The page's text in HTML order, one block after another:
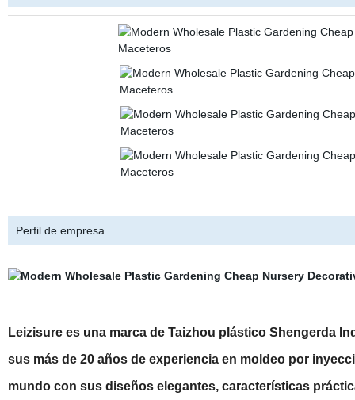
Perfil de empresa
Leizisure es una marca de Taizhou plástico Shengerda
sus más de 20 años de experiencia en moldeo por
mundo con sus diseños elegantes, características